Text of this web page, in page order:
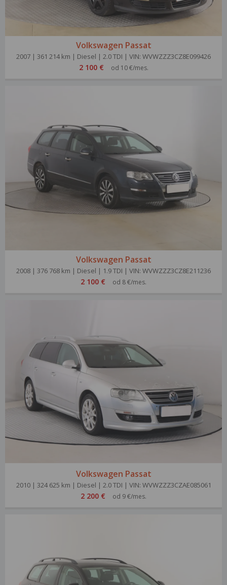
Volkswagen Passat
2007 | 361 214 km | Diesel | 2.0 TDI | VIN: WVWZZZ3CZ8E099426
2 100 € od 10 €/mes.
Volkswagen Passat
2008 | 376 768 km | Diesel | 1.9 TDI | VIN: WVWZZZ3CZ8E211236
2 100 € od 8 €/mes.
Volkswagen Passat
2010 | 324 625 km | Diesel | 2.0 TDI | VIN: WVWZZZ3CZAE085061
2 200 € od 9 €/mes.